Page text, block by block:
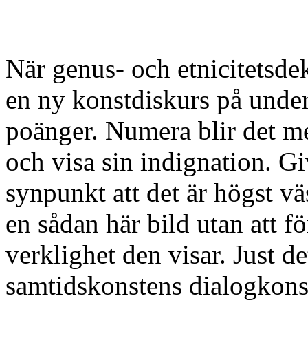
När genus- och
en ny konstdiskurs på
poänger. Numera blir det
och visa sin indignation.
synpunkt att det är högst
en sådan här bild utan att
verklighet den visar. Just
samtidskonstens